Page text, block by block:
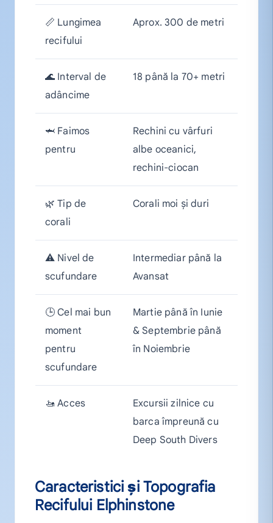
📏 Lungimea
recifului
Aprox. 300 de metri
🌊 Interval de
adâncime
18 până la 70+ metri
🦈 Faimos
pentru
Rechini cu vârfuri
albe oceanici,
rechini-ciocan
🌿 Tip de
corali
Corali moi și duri
⚠️ Nivel de
scufundare
Intermediar până la
Avansat
🕒 Cel mai bun
moment
pentru
scufundare
Martie până în Iunie
& Septembrie până
în Noiembrie
🚤 Acces
Excursii zilnice cu
barca împreună cu
Deep South Divers
Caracteristici și Topografia
Recifului Elphinstone